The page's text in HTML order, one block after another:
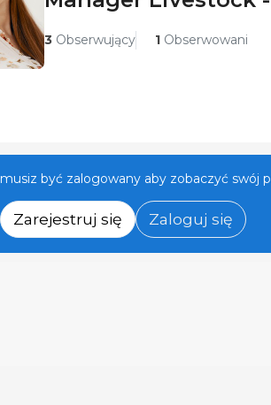
3Obserwujący 1Obserwowani
musiz być zalogowany aby zobaczyć swój
Zarejestruj się Zaloguj się